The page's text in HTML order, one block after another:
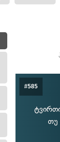
#585
თუ